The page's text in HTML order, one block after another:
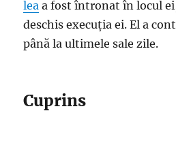
lea a fost întronat în locul
deschis execuția ei. El a
până la ultimele sale zile.
Cuprins